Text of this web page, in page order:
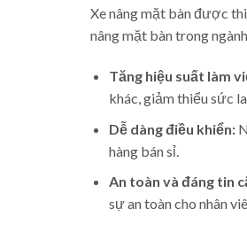
Xe nâng mặt bàn được
nâng mặt bàn trong
Tăng hiệu suất làm
khác, giảm thiểu sức
Dễ dàng điều khiển:
hàng bán sỉ.
An toàn và đáng tin
sự an toàn cho nhân